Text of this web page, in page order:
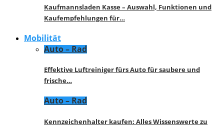
Kaufmannsladen Kasse – Auswahl, Funktionen und
Kaufempfehlungen für…
Mobilität
Auto – Rad
Effektive Luftreiniger fürs Auto für saubere und
frische…
Auto – Rad
Kennzeichenhalter kaufen: Alles Wissenswerte zu